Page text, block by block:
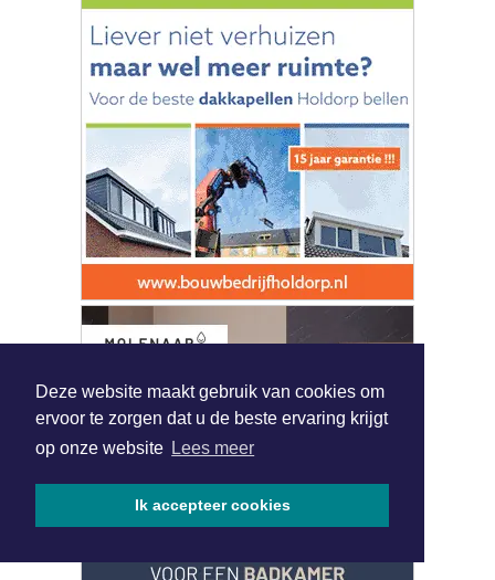
Deze website maakt gebruik van cookies om
ervoor te zorgen dat u de beste ervaring krijgt
op onze website Lees meer
Ik accepteer cookies